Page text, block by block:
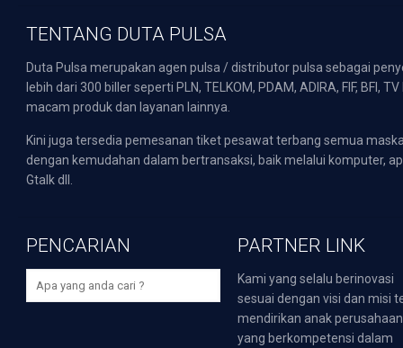
TENTANG DUTA PULSA
Duta Pulsa merupakan agen pulsa / distributor pulsa sebagai
lebih dari 300 biller seperti PLN, TELKOM, PDAM, ADIRA, FIF,
macam produk dan layanan lainnya.
Kini juga tersedia pemesanan tiket pesawat terbang semua
dengan kemudahan dalam bertransaksi, baik melalui komputer,
Gtalk dll.
PENCARIAN PARTNER LINK
Kami yang selalu berinovasi
sesuai dengan visi dan misi
mendirikan anak perusahaan
yang berkompetensi dalam